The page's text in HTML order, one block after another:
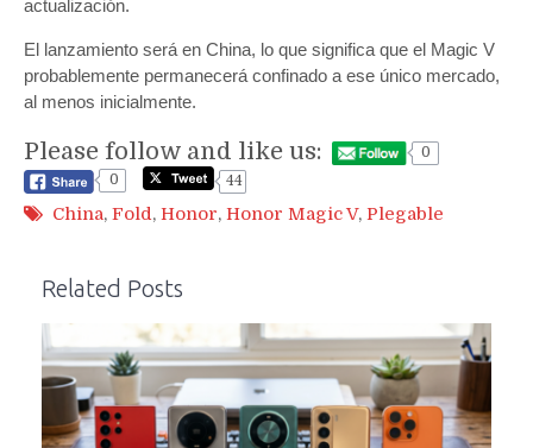
actualización.
El lanzamiento será en China, lo que significa que el Magic V
probablemente permanecerá confinado a ese único mercado,
al menos inicialmente.
Please follow and like us:
0
0
44
China, Fold, Honor, Honor Magic V, Plegable
Related Posts